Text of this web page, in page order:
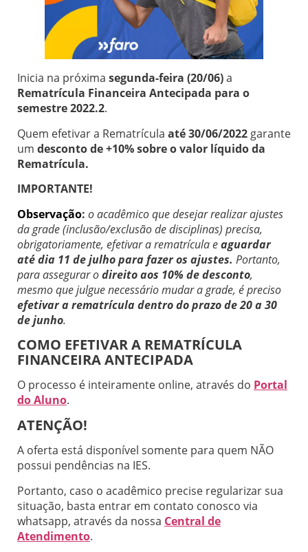
Inicia na próxima segunda-feira (20/06)a
Rematrícula Financeira Antecipada para o
semestre 2022.2.
Quem efetivar a Rematrícula até 30/06/2022 garante
um desconto de +10% sobre o valor líquido da
Rematrícula.
IMPORTANTE!
Observação: o acadêmico que desejar realizar ajustes
da grade (inclusão/exclusão de disciplinas) precisa,
obrigatoriamente, efetivar a rematrícula eaguardar
até dia 11 de julho para fazer os ajustes. Portanto,
para assegurar odireito aos 10% de desconto,
mesmo que julgue necessário mudar a grade, é preciso
efetivar a rematrícula dentro do prazo de 20 a 30
de junho.
COMO EFETIVAR A REMATRÍCULA
FINANCEIRA ANTECIPADA
O processo é inteiramente online, através do Portal
do Aluno.
ATENÇÃO!
A oferta está disponível somente para quem NÃO
possui pendências na IES.
Portanto, caso o acadêmico precise regularizar sua
situação, basta entrar em contato conosco via
whatsapp, através da nossa Central de
Atendimento.